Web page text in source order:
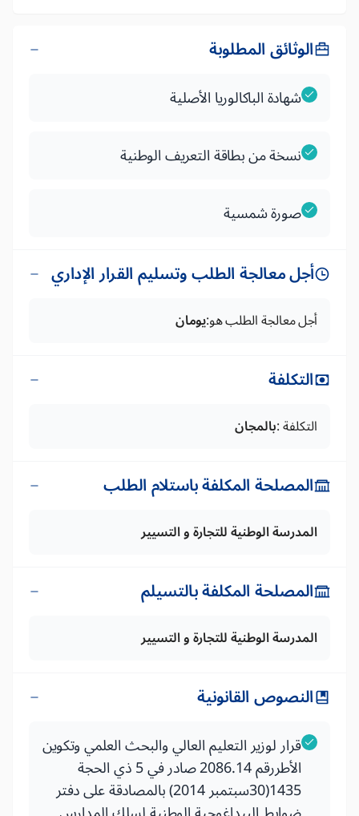
الوثائق المطلوبة
شهادة الباكالوريا الأصلية
نسخة من بطاقة التعريف الوطنية
صورة شمسية
أجل معالجة الطلب وتسليم القرار الإداري
أجل معالجة الطلب هو:يومان
التكلفة
التكلفة :بالمجان
المصلحة المكلفة باستلام الطلب
المدرسة الوطنية للتجارة و التسيير
المصلحة المكلفة بالتسيلم
المدرسة الوطنية للتجارة و التسيير
النصوص القانونية
قرار لوزير التعليم العالي والبحث العلمي وتكوين
الأطررقم 2086.14 صادر في 5 ذي الحجة
1435(30سبتمبر 2014) بالمصادقة على دفتر